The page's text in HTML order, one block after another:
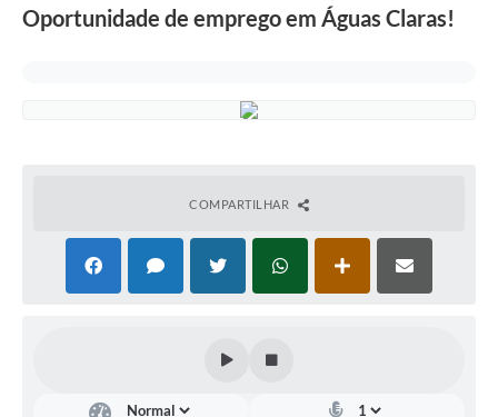
Oportunidade de emprego em Águas Claras!
COMPARTILHAR